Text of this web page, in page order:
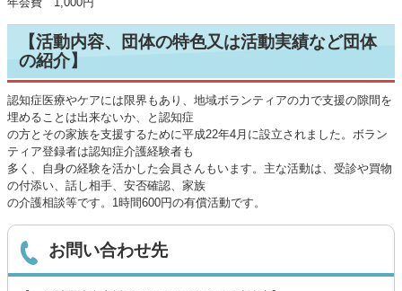
【活動内容、団体の特色又は活動実績など団体
の紹介】
認知症医療やケアには限界もあり、地域ボランティアの力で支援の隙間を
埋めることは出来ないか、と認知症
の方とその家族を支援するために平成22年4月に設立されました。ボラン
ティア登録者は認知症介護経験者も
多く、自身の経験を活かした会員さんもいます。主な活動は、受診や買物
の付添い、話し相手、安否確認、家族
の介護相談等です。1時間600円の有償活動です。
お問い合わせ先